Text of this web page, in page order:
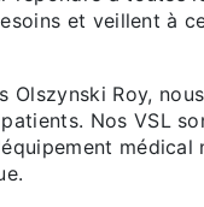
et veillent à
Olszynski Roy,
Nos VSL
médical